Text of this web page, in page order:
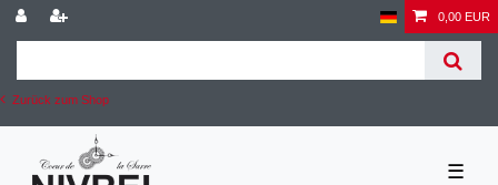
Zurück zum Shop
0,00 EUR
☰